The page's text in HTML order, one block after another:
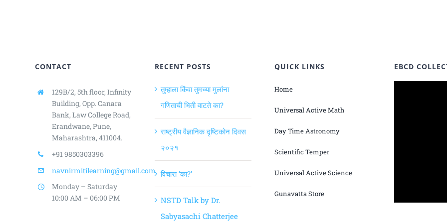
CONTACT
129B/2, 5th floor, Infinity
Building, Opp. Canara
Bank, Law College Road,
Erandwane, Pune,
Maharashtra, 411004.
+91 9850303396
navnirmitilearning@gmail.com
Monday – Saturday
10:00 AM – 06:00 PM
RECENT POSTS
तुम्हाला किंवा तुमच्या मुलांना
गणिताची भिती वाटते का?
राष्ट्रीय वैज्ञानिक दृष्टिकोन दिवस
२०२१
विचारा ‘का?’
NSTD Talk by Dr.
Sabyasachi Chatterjee
QUICK LINKS
Home
Universal Active Math
Day Time Astronomy
Scientific Temper
Universal Active Science
Gunavatta Store
EBCD